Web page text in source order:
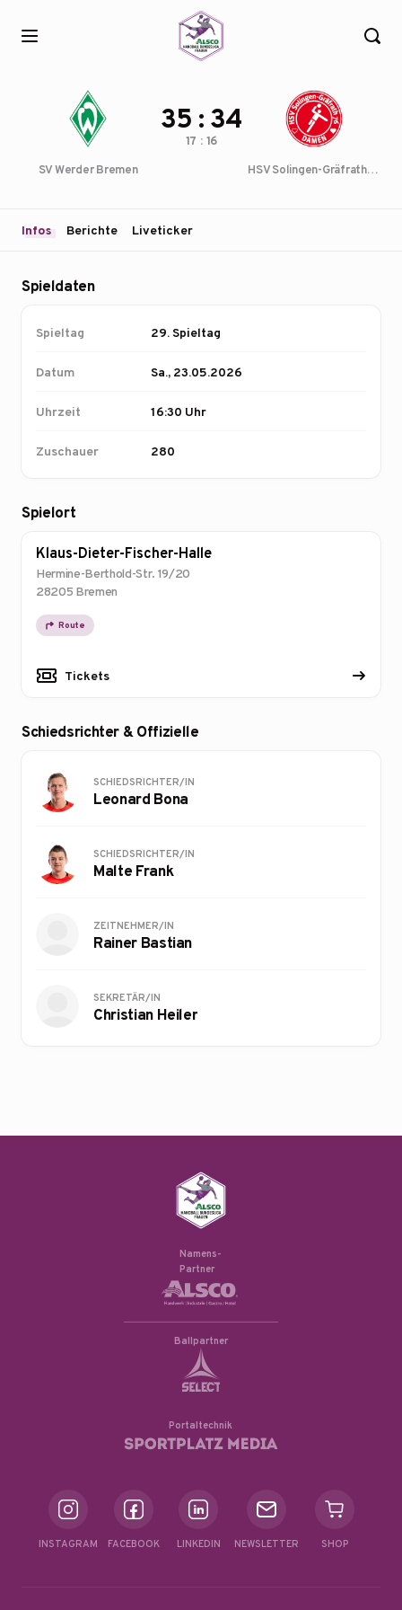
SV Werder Bremen
35 : 34
17 : 16
HSV Solingen-Gräfrath 76
Infos Berichte Liveticker
Spieldaten
Spieltag 29. Spieltag
Datum Sa., 23.05.2026
Uhrzeit 16:30 Uhr
Zuschauer 280
Spielort
Klaus-Dieter-Fischer-Halle
Hermine-Berthold-Str. 19/20
28205 Bremen
Route
Tickets
Schiedsrichter & Offizielle
SCHIEDSRICHTER/IN
Leonard Bona
SCHIEDSRICHTER/IN
Malte Frank
ZEITNEHMER/IN
Rainer Bastian
SEKRETÄR/IN
Christian Heiler
Namens-
Partner
Ballpartner
Portaltechnik
INSTAGRAM FACEBOOK LINKEDIN NEWSLETTER SHOP